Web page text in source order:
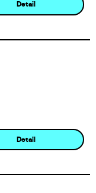
Detail
Detail